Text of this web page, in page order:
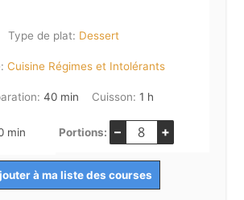
Type de plat: Dessert
Cuisine Régimes et Intolérants
40minutes
min Cuisson: 1 heure
h
minutes
min Portions: – +
à ma liste des courses